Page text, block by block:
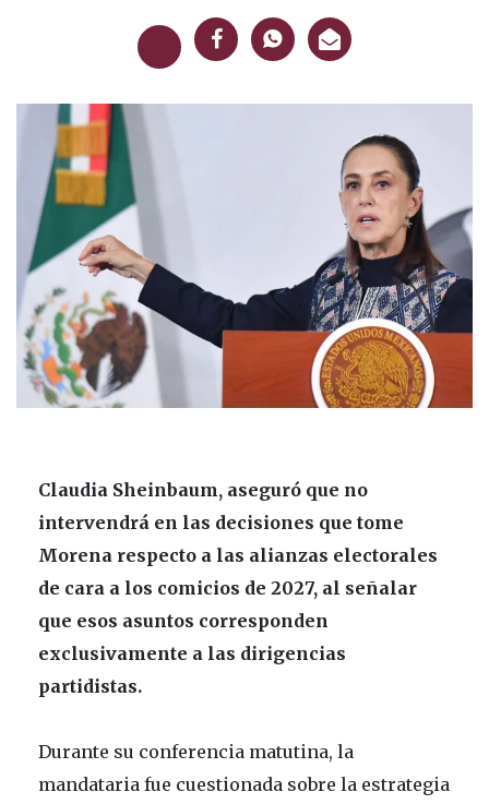
Claudia Sheinbaum, aseguró que no
intervendrá en las decisiones que tome
Morena respecto a las alianzas electorales
de cara a los comicios de 2027, al señalar
que esos asuntos corresponden
exclusivamente a las dirigencias
partidistas.
Durante su conferencia matutina, la
mandataria fue cuestionada sobre la estrategia